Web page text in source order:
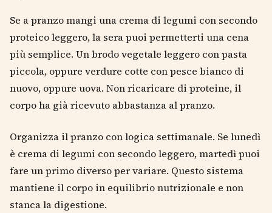
Se a pranzo mangi una crema di legumi con secondo
proteico leggero, la sera puoi permetterti una cena
più semplice. Un brodo vegetale leggero con pasta
piccola, oppure verdure cotte con pesce bianco di
nuovo, oppure uova. Non ricaricare di proteine, il
corpo ha già ricevuto abbastanza al pranzo.
Organizza il pranzo con logica settimanale. Se lunedì
è crema di legumi con secondo leggero, martedì puoi
fare un primo diverso per variare. Questo sistema
mantiene il corpo in equilibrio nutrizionale e non
stanca la digestione.